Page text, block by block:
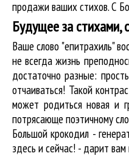
продажи ваших стихов. С
Будущее за
Ваше слово "епитрахиль"
не всегда жизнь
достаточно разные:
отчаиваться! Такой
может родиться новая и
потрясающе поэтичному
Большой крокодил -
здесь и сейчас! - дарит